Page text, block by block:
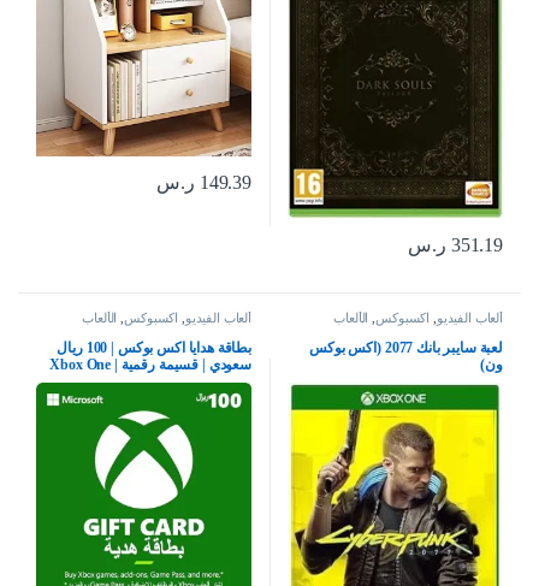
351.19 ر.س
149.39 ر.س
ألعاب الفيديو اكسبوكس الألعاب
لعبة سايبر بانك 2077 (اكس بوكس
ون)
ألعاب الفيديو اكسبوكس الألعاب
بطاقة هدايا اكس بوكس | 100 ريال
سعودي | قسيمة رقمية | Xbox One
سلسلة S | X وويندوز | (كود التحميل)
– حساب المملكة العربية السعودية